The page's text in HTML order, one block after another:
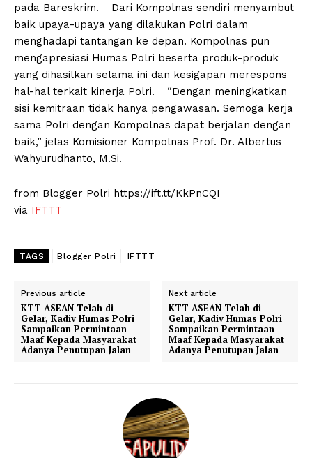
pada Bareskrim. Dari Kompolnas sendiri menyambut
baik upaya-upaya yang dilakukan Polri dalam
menghadapi tantangan ke depan. Kompolnas pun
mengapresiasi Humas Polri beserta produk-produk
yang dihasilkan selama ini dan kesigapan merespons
hal-hal terkait kinerja Polri. “Dengan meningkatkan
sisi kemitraan tidak hanya pengawasan. Semoga kerja
sama Polri dengan Kompolnas dapat berjalan dengan
baik,” jelas Komisioner Kompolnas Prof. Dr. Albertus
Wahyurudhanto, M.Si.
from Blogger Polri https://ift.tt/KkPnCQI
via IFTTT
TAGS Blogger Polri IFTTT
Previous article
KTT ASEAN Telah di
Gelar, Kadiv Humas Polri
Sampaikan Permintaan
Maaf Kepada Masyarakat
Adanya Penutupan Jalan
Next article
KTT ASEAN Telah di
Gelar, Kadiv Humas Polri
Sampaikan Permintaan
Maaf Kepada Masyarakat
Adanya Penutupan Jalan